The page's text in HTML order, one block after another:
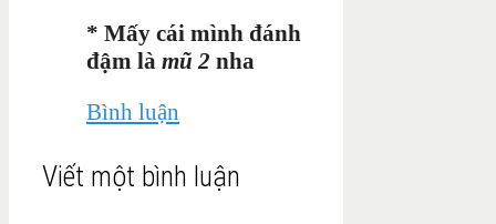
* Mấy cái mình đánh
đậm là mũ 2 nha
Bình luận
Viết một bình luận